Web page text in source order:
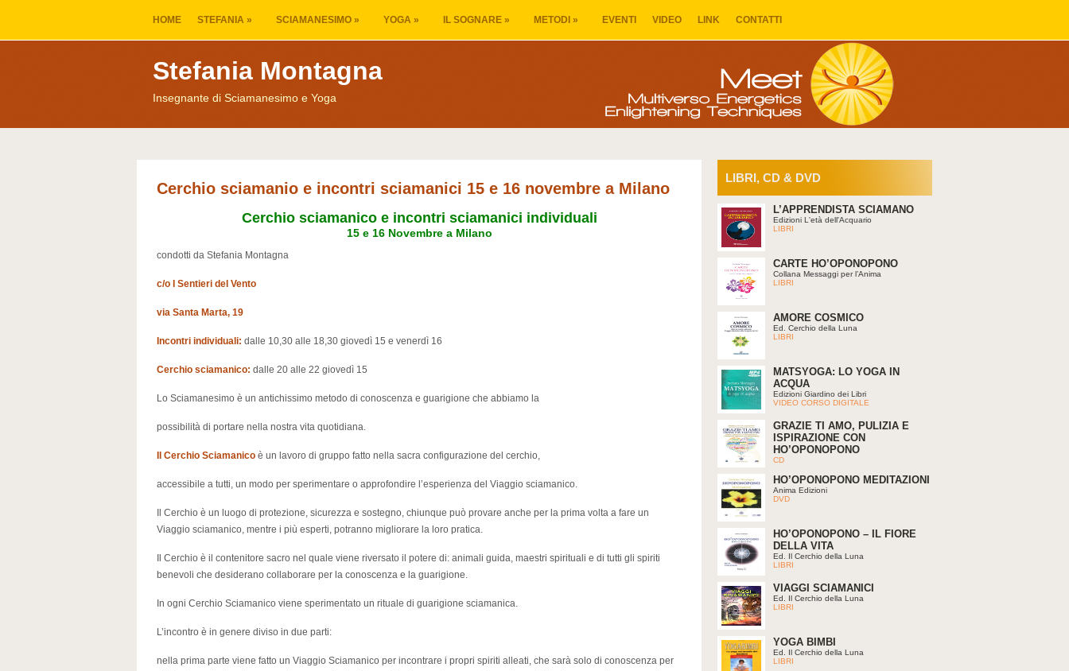
HOME STEFANIA » SCIAMANESIMO » YOGA » IL SOGNARE » METODI » EVENTI VIDEO LINK CONTATTI
Stefania Montagna
Insegnante di Sciamanesimo e Yoga
Cerchio sciamanio e incontri sciamanici 15 e 16 novembre a Milano
Cerchio sciamanico e incontri sciamanici individuali
15 e 16 Novembre a Milano
condotti da Stefania Montagna
c/o I Sentieri del Vento
via Santa Marta, 19
Incontri individuali: dalle 10,30 alle 18,30 giovedì 15 e venerdì 16
Cerchio sciamanico: dalle 20 alle 22 giovedì 15
Lo Sciamanesimo è un antichissimo metodo di conoscenza e guarigione che abbiamo la
possibilità di portare nella nostra vita quotidiana.
Il Cerchio Sciamanico è un lavoro di gruppo fatto nella sacra configurazione del cerchio,
accessibile a tutti, un modo per sperimentare o approfondire l’esperienza del Viaggio sciamanico.
Il Cerchio è un luogo di protezione, sicurezza e sostegno, chiunque può provare anche per la prima volta a fare un
Viaggio sciamanico, mentre i più esperti, potranno migliorare la loro pratica.
Il Cerchio è il contenitore sacro nel quale viene riversato il potere di: animali guida, maestri spirituali e di tutti gli spiriti
benevoli che desiderano collaborare per la conoscenza e la guarigione.
In ogni Cerchio Sciamanico viene sperimentato un rituale di guarigione sciamanica.
L’incontro è in genere diviso in due parti:
nella prima parte viene fatto un Viaggio Sciamanico per incontrare i propri spiriti alleati, che sarà solo di conoscenza per
LIBRI, CD & DVD
L’APPRENDISTA SCIAMANO
Edizioni L'età dell'Acquario
LIBRI
CARTE HO’OPONOPONO
Collana Messaggi per l’Anima
LIBRI
AMORE COSMICO
Ed. Cerchio della Luna
LIBRI
MATSYOGA: LO YOGA IN
ACQUA
Edizioni Giardino dei Libri
VIDEO CORSO DIGITALE
GRAZIE TI AMO, PULIZIA E
ISPIRAZIONE CON
HO’OPONOPONO
CD
HO’OPONOPONO MEDITAZIONI
Anima Edizioni
DVD
HO’OPONOPONO – IL FIORE
DELLA VITA
Ed. Il Cerchio della Luna
LIBRI
VIAGGI SCIAMANICI
Ed. Il Cerchio della Luna
LIBRI
YOGA BIMBI
Ed. Il Cerchio della Luna
LIBRI